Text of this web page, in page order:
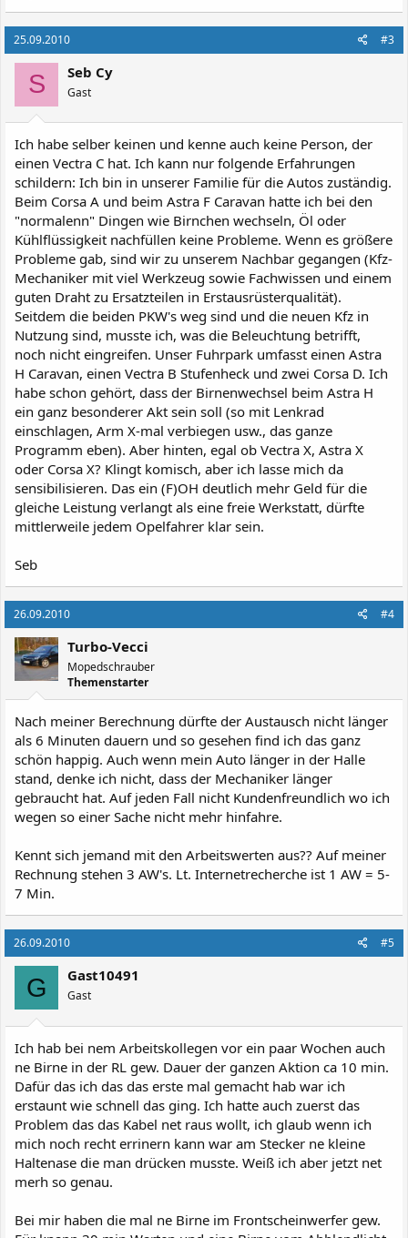
25.09.2010 #3
S Seb Cy
Gast
Ich habe selber keinen und kenne auch keine Person, der
einen Vectra C hat. Ich kann nur folgende Erfahrungen
schildern: Ich bin in unserer Familie für die Autos zuständig.
Beim Corsa A und beim Astra F Caravan hatte ich bei den
"normalenn" Dingen wie Birnchen wechseln, Öl oder
Kühlflüssigkeit nachfüllen keine Probleme. Wenn es größere
Probleme gab, sind wir zu unserem Nachbar gegangen (Kfz-
Mechaniker mit viel Werkzeug sowie Fachwissen und einem
guten Draht zu Ersatzteilen in Erstausrüsterqualität).
Seitdem die beiden PKW's weg sind und die neuen Kfz in
Nutzung sind, musste ich, was die Beleuchtung betrifft,
noch nicht eingreifen. Unser Fuhrpark umfasst einen Astra
H Caravan, einen Vectra B Stufenheck und zwei Corsa D. Ich
habe schon gehört, dass der Birnenwechsel beim Astra H
ein ganz besonderer Akt sein soll (so mit Lenkrad
einschlagen, Arm X-mal verbiegen usw., das ganze
Programm eben). Aber hinten, egal ob Vectra X, Astra X
oder Corsa X? Klingt komisch, aber ich lasse mich da
sensibilisieren. Das ein (F)OH deutlich mehr Geld für die
gleiche Leistung verlangt als eine freie Werkstatt, dürfte
mittlerweile jedem Opelfahrer klar sein.
Seb
26.09.2010 #4
Turbo-Vecci
Mopedschrauber
Themenstarter
Nach meiner Berechnung dürfte der Austausch nicht länger
als 6 Minuten dauern und so gesehen find ich das ganz
schön happig. Auch wenn mein Auto länger in der Halle
stand, denke ich nicht, dass der Mechaniker länger
gebraucht hat. Auf jeden Fall nicht Kundenfreundlich wo ich
wegen so einer Sache nicht mehr hinfahre.
Kennt sich jemand mit den Arbeitswerten aus?? Auf meiner
Rechnung stehen 3 AW's. Lt. Internetrecherche ist 1 AW = 5-
7 Min.
26.09.2010 #5
G Gast10491
Gast
Ich hab bei nem Arbeitskollegen vor ein paar Wochen auch
ne Birne in der RL gew. Dauer der ganzen Aktion ca 10 min.
Dafür das ich das das erste mal gemacht hab war ich
erstaunt wie schnell das ging. Ich hatte auch zuerst das
Problem das das Kabel net raus wollt, ich glaub wenn ich
mich noch recht errinern kann war am Stecker ne kleine
Haltenase die man drücken musste. Weiß ich aber jetzt net
merh so genau.
Bei mir haben die mal ne Birne im Frontscheinwerfer gew.